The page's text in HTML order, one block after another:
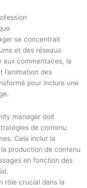
se concentrait
et des réseaux
aux commentaires, la
l’animation des
pour inclure une
manager doit
de contenu
Cela inclut la
production de contenu
en fonction des
rôle crucial dans la